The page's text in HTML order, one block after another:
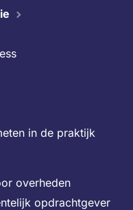
in de praktijk
overheden
opdrachtgever